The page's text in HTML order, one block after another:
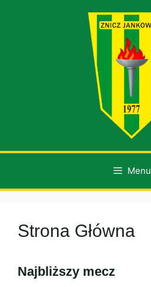
Menu
Strona Główna
Najbliższy mecz